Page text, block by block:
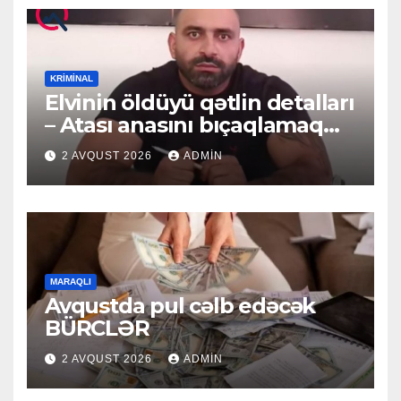
KRIMINAL
Elvinin öldüyü qətlin detalları
– Atası anasını bıçaqlamaq
istəyirmiş
2 AVQUST 2026 ADMIN
MARAQLI
Avqustda pul cəlb edəcək
BÜRCLƏR
2 AVQUST 2026 ADMIN